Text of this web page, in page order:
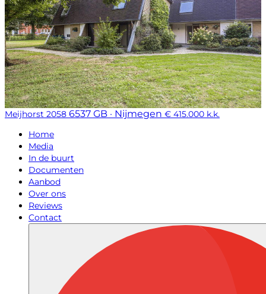
Meijhorst 2058 6537 GB · Nijmegen € 415.000 k.k.
Home
Media
In de buurt
Documenten
Aanbod
Over ons
Reviews
Contact